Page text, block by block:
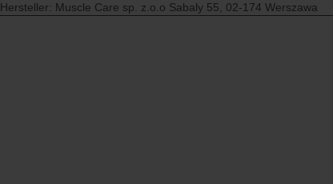
Hersteller: Muscle Care sp. z.o.o Sabaly 55, 02-174 Werszawa